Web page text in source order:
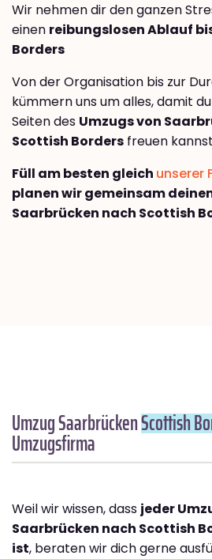
Wir nehmen dir den ganzen
einen reibungslosen Ablauf
Borders
Von der Organisation bis zur
kümmern uns um alles, damit
Seiten des Umzugs von
Scottish Borders freuen
Füll am besten gleich unserer
planen wir gemeinsam
Saarbrücken nach Scottish
Umzug SaarbrückenScottish
Umzugsfirma
Weil wir wissen, dass jeder
Saarbrücken nach Scottish
ist, beraten wir dich gerne